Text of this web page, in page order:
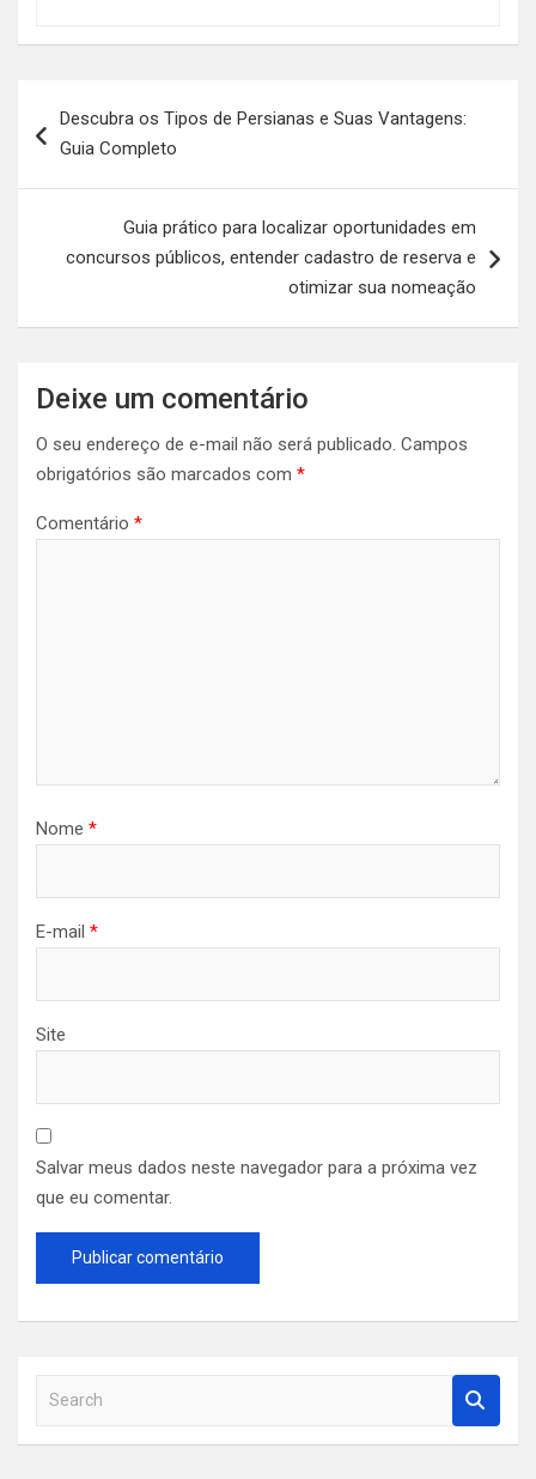
de
Descubra os Tipos de Persianas e Suas Vantagens:
Guia Completo
Guia prático para localizar oportunidades em
concursos públicos, entender cadastro de reserva e
otimizar sua nomeação
Deixe um comentário
O seu endereço de e-mail não será publicado. Campos
obrigatórios são marcados com *
Comentário *
Nome *
E-mail *
Site
Salvar meus dados neste navegador para a próxima vez
que eu comentar.
a